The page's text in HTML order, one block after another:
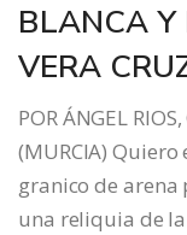
BLANCA Y
VERA
POR ÁNGEL
(MURCIA)
granico de arena
una reliquia de